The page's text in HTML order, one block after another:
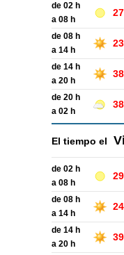
de 02 h
a 08 h
de 08 h
a 14 h
de 14 h
a 20 h
de 20 h
a 02 h
El tiempo el
de 02 h
a 08 h
de 08 h
a 14 h
de 14 h
a 20 h